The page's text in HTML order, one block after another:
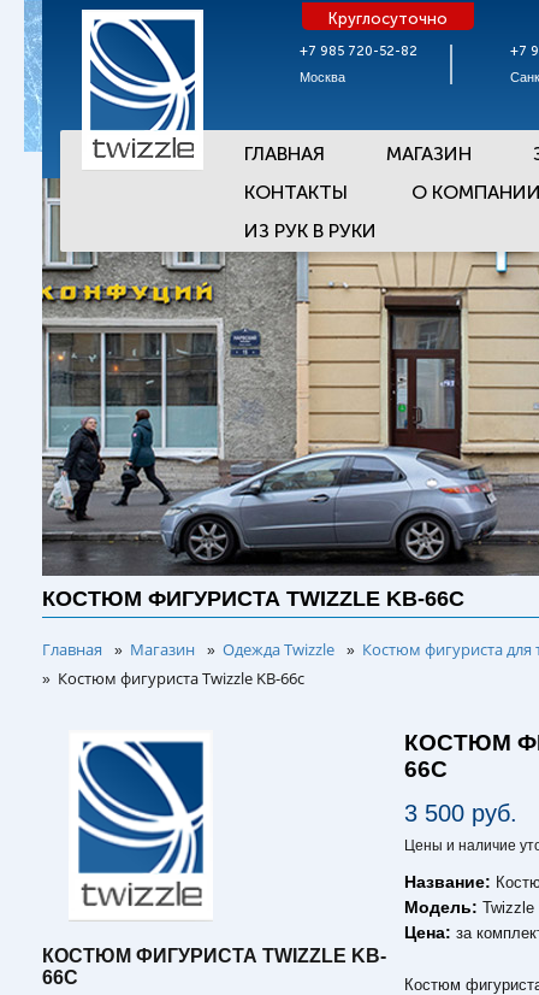
+7 985 720-52-82
Москва
Круглосуточно
+7
ГЛАВНАЯ МАГАЗИН
КОНТАКТЫ
О
ИЗ РУК В РУКИ
КОСТЮМ ФИГУРИСТА TWIZZLE KB-66C
Главная » Магазин » Одежда Twizzle » Костюм фигуриста для
» Костюм фигуриста Twizzle KB-66c
КОСТЮМ ФИГУРИСТА TWIZZLE KB-
66C
КОСТЮМ
66C
3 500 руб.
Цены и наличие
Название:
Модель:Twizzle
Цена:за
Костюм